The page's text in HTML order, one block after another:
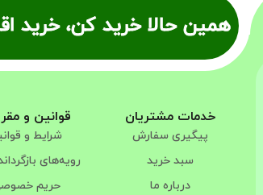
همین حالا خرید کن، خرید
خدمات مشتریان
پیگیری سفارش
سبد خرید
درباره ما
قوانین و
شرایط و
رویه‌های
حریم